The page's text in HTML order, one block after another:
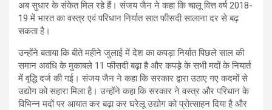
अब सुधार के संकेत मिल रहे हैं। संजय जैन ने कहा कि चालू वित्त वर्ष 2018-
19 में भारत का वस्त्र एवं परिधान निर्यात सात फीसदी सालाना दर से बढ़
सकता है।
उन्होंने बताया कि बीते महीने जुलाई में देश का कपड़ा निर्यात पिछले साल की
समान अवधि के मुकाबले 11 फीसदी बढ़ा है और कपड़े के सभी मदों के नियार्त
में वृद्धि दर्ज की गई। संजय जैन ने कहा कि सरकार द्वारा उठाए गए कदमों से
उद्योग को सहारा मिला है। उन्होंने कहा कि सरकार ने वस्त्र और परिधान के
विभिन्न मदों पर आयात कर बढ़ा कर घरेलू उद्योग को प्रोत्साहन दिया है और